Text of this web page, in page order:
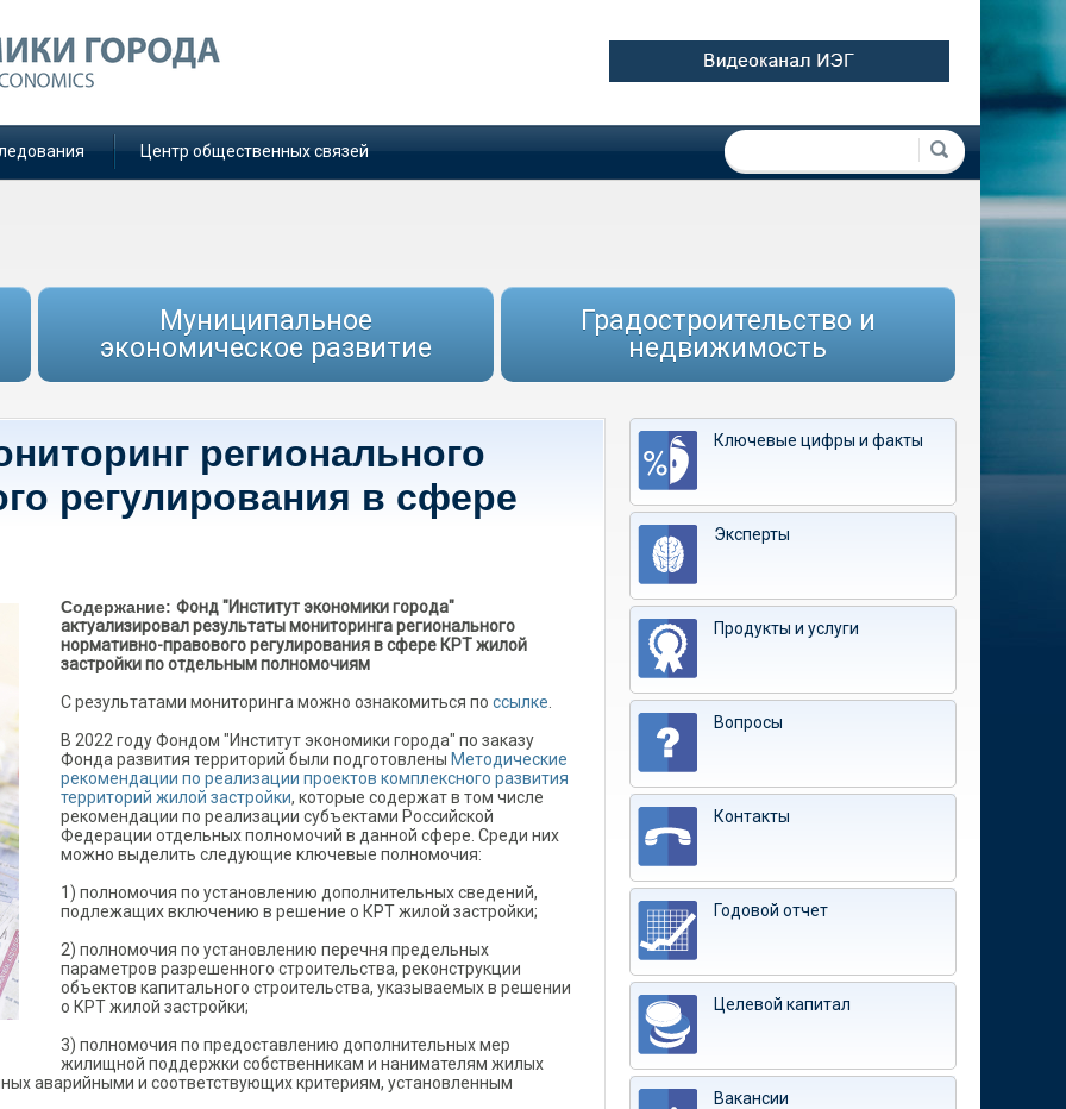
Центр общественных связей Форма поиска
Поиск
Муниципальное
экономическое развитие
Градостроительство и
недвижимость
регионального
регулирования в сфере
Содержание: Фонд "Институт экономики города"
актуализировал результаты мониторинга регионального
нормативно-правового регулирования в сфере КРТ жилой
застройки по отдельным полномочиям
С результатами мониторинга можно ознакомиться по ссылке
В 2022 году Фондом "Институт экономики города" по заказу
Фонда развития территорий были подготовлены Методические
рекомендации по реализации проектов комплексного развития
территорий жилой застройки, которые содержат в том числе
рекомендации по реализации субъектами Российской
Федерации отдельных полномочий в данной сфере. Среди них
можно выделить следующие ключевые полномочия:
1) полномочия по установлению дополнительных сведений,
подлежащих включению в решение о КРТ жилой застройки;
2) полномочия по установлению перечня предельных
параметров разрешенного строительства, реконструкции
объектов капитального строительства, указываемых в решении
о КРТ жилой застройки;
3) полномочия по предоставлению дополнительных мер
жилищной поддержки собственникам и нанимателям жилых
аварийными и соответствующих критериям, установленным
Ключевые цифры и факты
Эксперты
Продукты и услуги
Вопросы
Контакты
Годовой отчет
Целевой капитал
Вакансии